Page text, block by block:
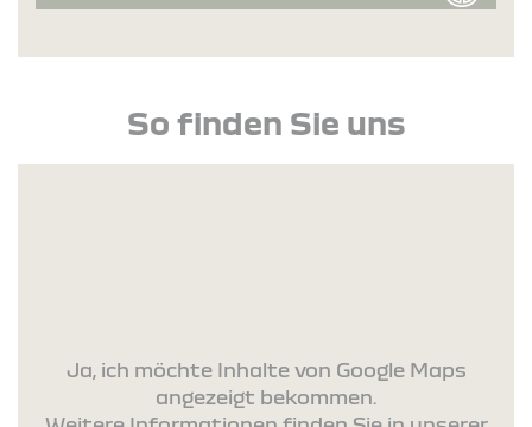
So finden Sie uns
Ja, ich möchte Inhalte von Google Maps
angezeigt bekommen.